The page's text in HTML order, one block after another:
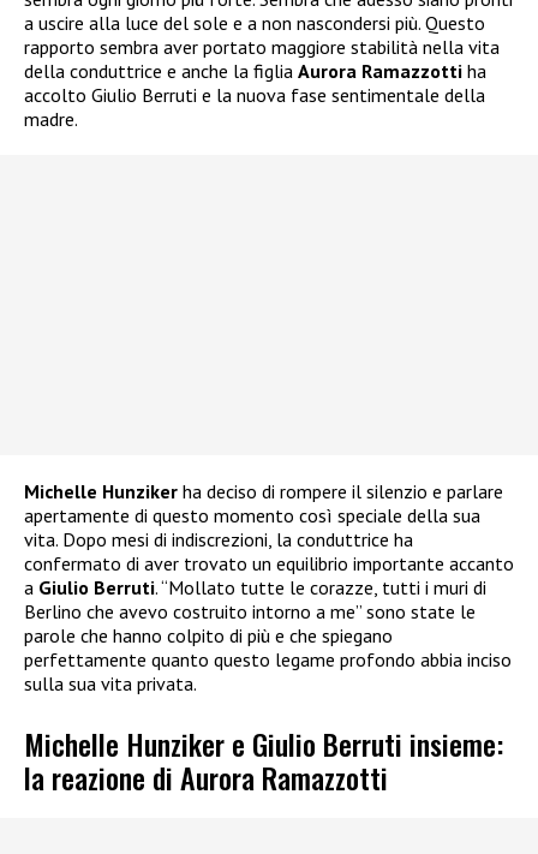
a uscire alla luce del sole e a non nascondersi più. Questo
rapporto sembra aver portato maggiore stabilità nella vita
della conduttrice e anche la figlia Aurora Ramazzotti ha
accolto Giulio Berruti e la nuova fase sentimentale della
madre.
Michelle Hunziker ha deciso di rompere il silenzio e parlare
apertamente di questo momento così speciale della sua
vita. Dopo mesi di indiscrezioni, la conduttrice ha
confermato di aver trovato un equilibrio importante accanto
a Giulio Berruti. “Mollato tutte le corazze, tutti i muri di
Berlino che avevo costruito intorno a me” sono state le
parole che hanno colpito di più e che spiegano
perfettamente quanto questo legame profondo abbia inciso
sulla sua vita privata.
Michelle Hunziker e Giulio Berruti insieme:
la reazione di Aurora Ramazzotti